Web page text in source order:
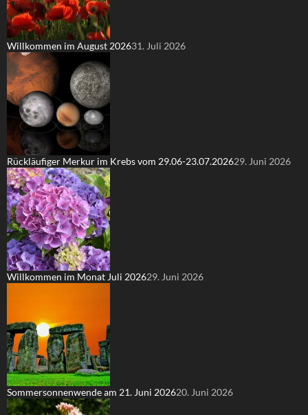
Willkommen im August 202631. Juli 2026
Rückläufiger Merkur im Krebs vom 29.06-23.07.202629. Juni 2026
Willkommen im Monat Juli 202629. Juni 2026
Sommersonnenwende am 21. Juni 202620. Juni 2026